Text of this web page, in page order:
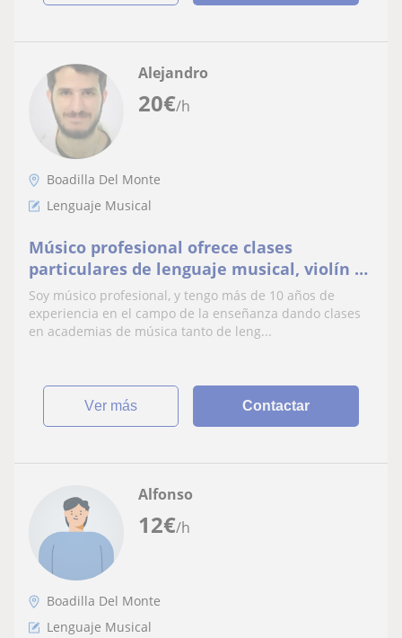
20€/h
Alejandro
Boadilla Del Monte
Lenguaje Musical
Músico profesional ofrece clases
particulares de lenguaje musical, violín y
piano
Soy músico profesional, y tengo más de 10 años de
experiencia en el campo de la enseñanza dando clases
en academias de música tanto de leng...
ver más Contactar
12€/h
Alfonso
Boadilla Del Monte
Lenguaje Musical